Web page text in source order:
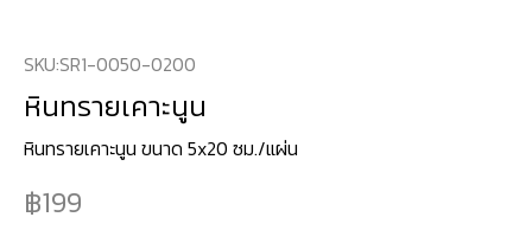
SKU:SR1-0050-0200
หินทรายเคาะนูน
หินทรายเคาะนูน ขนาด 5x20 ซม./แผ่น
199